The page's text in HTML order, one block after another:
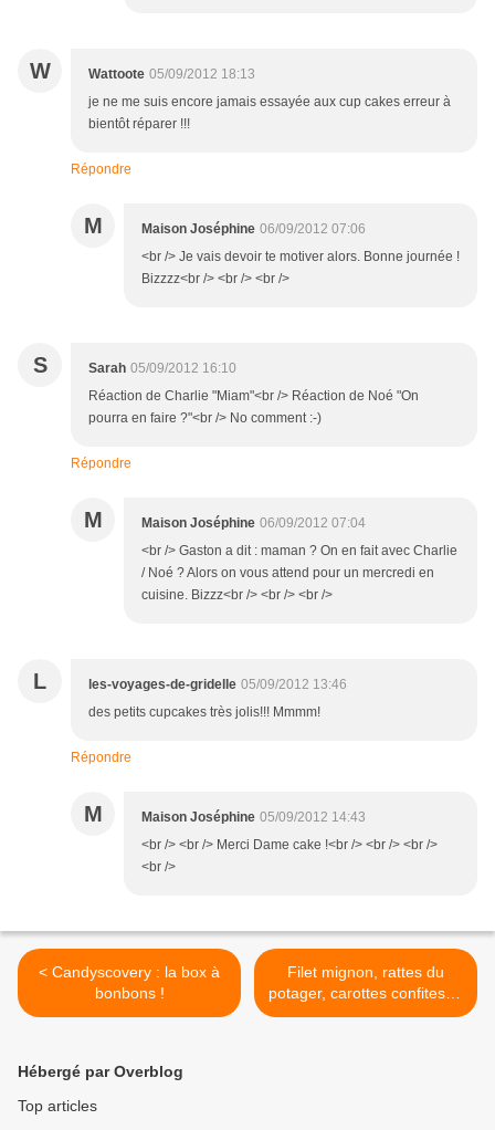
W Wattoote 05/09/2012 18:13
je ne me suis encore jamais essayée aux cup cakes erreur à
bientôt réparer !!!
Répondre
M Maison Joséphine 06/09/2012 07:06
<br /> Je vais devoir te motiver alors. Bonne journée !
Bizzzz<br /> <br /> <br />
S Sarah 05/09/2012 16:10
Réaction de Charlie "Miam"<br /> Réaction de Noé "On
pourra en faire ?"<br /> No comment :-)
Répondre
M Maison Joséphine 06/09/2012 07:04
<br /> Gaston a dit : maman ? On en fait avec Charlie
/ Noé ? Alors on vous attend pour un mercredi en
cuisine. Bizzz<br /> <br /> <br />
L les-voyages-de-gridelle 05/09/2012 13:46
des petits cupcakes très jolis!!! Mmmm!
Répondre
M Maison Joséphine 05/09/2012 14:43
<br /> <br /> Merci Dame cake !<br /> <br /> <br />
<br />
< Candyscovery : la box à
bonbons !
Filet mignon, rattes du
potager, carottes confites et
petits oignons >
Hébergé par Overblog
Top articles